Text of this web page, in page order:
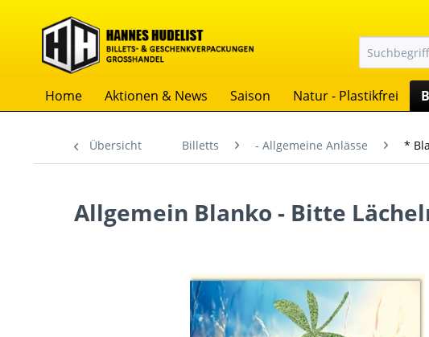
Home Aktionen & News Saison Natur - Plastikfrei
Übersicht Billetts - Allgemeine Anlässe *
Allgemein Blanko - Bitte